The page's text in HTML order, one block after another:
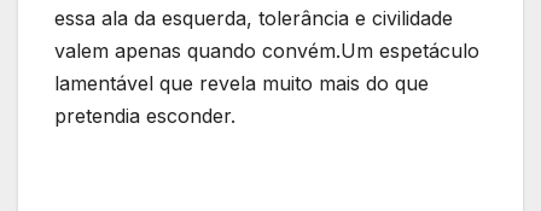
essa ala da esquerda, tolerância e civilidade
valem apenas quando convém.Um espetáculo
lamentável que revela muito mais do que
pretendia esconder.